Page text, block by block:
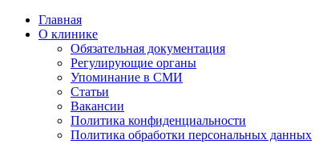
Главная
О клинике
Обязательная документация
Регулирующие органы
Упоминание в СМИ
Статьи
Вакансии
Политика конфиденциальности
Политика обработки персональных данных